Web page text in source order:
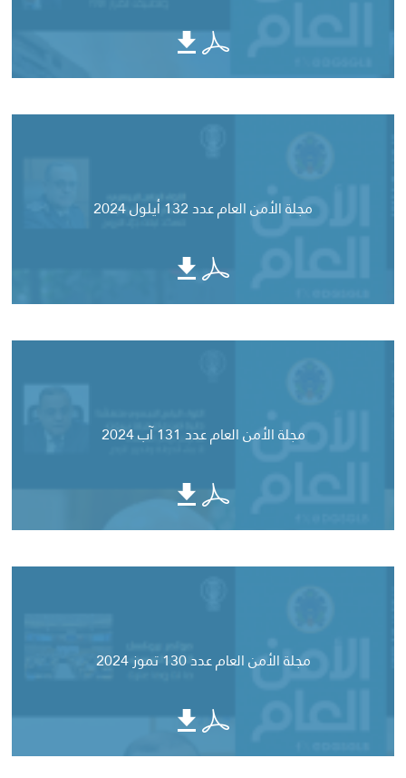
مجلة الأمن العام عدد 132 أيلول 2024
مجلة الأمن العام عدد 131 آب 2024
مجلة الأمن العام عدد 130 تموز 2024